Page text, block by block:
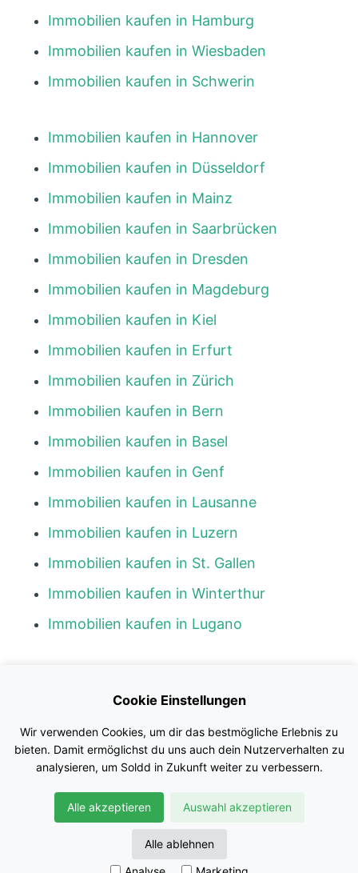
Immobilien kaufen in Hamburg
Immobilien kaufen in Wiesbaden
Immobilien kaufen in Schwerin
Immobilien kaufen in Hannover
Immobilien kaufen in Düsseldorf
Immobilien kaufen in Mainz
Immobilien kaufen in Saarbrücken
Immobilien kaufen in Dresden
Immobilien kaufen in Magdeburg
Immobilien kaufen in Kiel
Immobilien kaufen in Erfurt
Immobilien kaufen in Zürich
Immobilien kaufen in Bern
Immobilien kaufen in Basel
Immobilien kaufen in Genf
Immobilien kaufen in Lausanne
Immobilien kaufen in Luzern
Immobilien kaufen in St. Gallen
Immobilien kaufen in Winterthur
Immobilien kaufen in Lugano
Impressum
Nutzungsbedingungen
Datenschutz
© Soldd GmbH
Cookie Einstellungen
Wir verwenden Cookies, um dir das bestmögliche Erlebnis zu
bieten. Damit ermöglichst du uns auch dein Nutzerverhalten zu
analysieren, um Soldd in Zukunft weiter zu verbessern.
Alle akzeptieren Auswahl akzeptieren
Alle ablehnen